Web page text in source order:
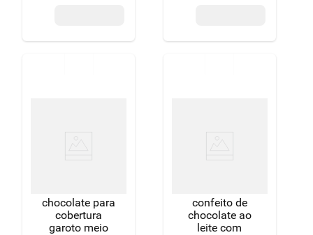
chocolate para
cobertura
garoto meio
confeito de
chocolate ao
leite com